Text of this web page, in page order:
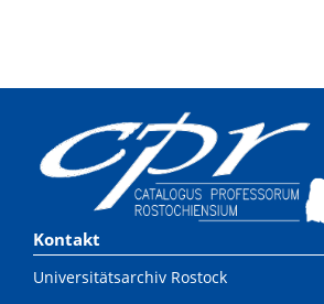
Kontakt
Universitätsarchiv Rostock